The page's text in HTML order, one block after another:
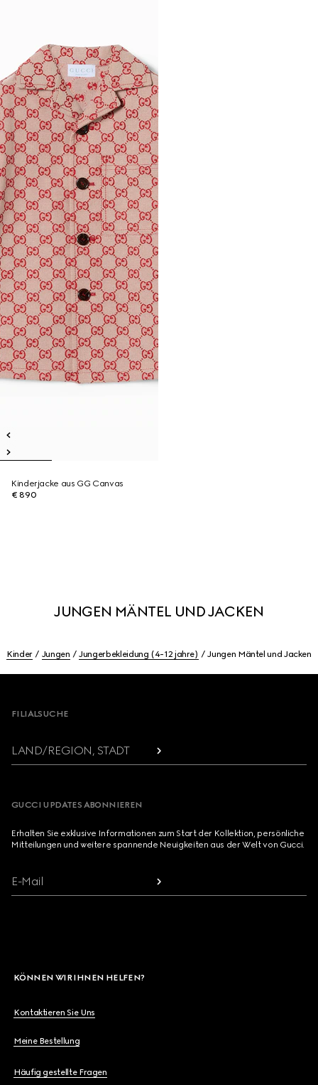
Kinderjacke aus GG Canvas
€ 890
JUNGEN MÄNTEL UND JACKEN
Kinder Jungen Jungerbekleidung (4-12 jahre) Jungen Mäntel und Jacken
FILIALSUCHE
LAND/REGION, STADT
GUCCI UPDATES ABONNIEREN
Erhalten Sie exklusive Informationen zum Start der Kollektion, persönliche
Mitteilungen und weitere spannende Neuigkeiten aus der Welt von Gucci.
E-Mail
KÖNNEN WIR IHNEN HELFEN?
Kontaktieren Sie Uns
Meine Bestellung
Häufig gestellte Fragen